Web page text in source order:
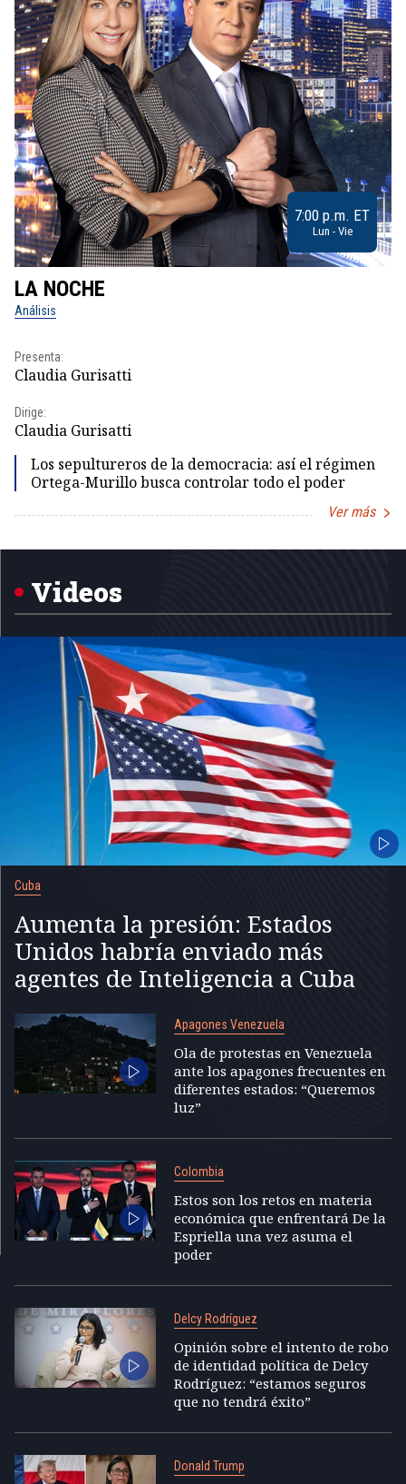
7:00 p.m. ET
Lun - Vie
LA NOCHE
Análisis
Presenta:
Claudia Gurisatti
Dirige:
Claudia Gurisatti
Los sepultureros de la democracia: así el régimen
Ortega-Murillo busca controlar todo el poder
Ver más
1
Videos
Cuba
Aumenta la presión: Estados
Unidos habría enviado más
agentes de Inteligencia a Cuba
Apagones Venezuela
Ola de protestas en Venezuela
ante los apagones frecuentes en
diferentes estados: “Queremos
luz”
Colombia
Estos son los retos en materia
económica que enfrentará De la
Espriella una vez asuma el
poder
Delcy Rodríguez
Opinión sobre el intento de robo
de identidad política de Delcy
Rodríguez: “estamos seguros
que no tendrá éxito”
Donald Trump